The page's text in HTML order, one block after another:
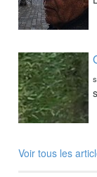
Voir tous les